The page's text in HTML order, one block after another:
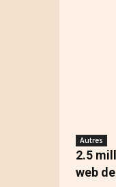
Autres
2.5
web